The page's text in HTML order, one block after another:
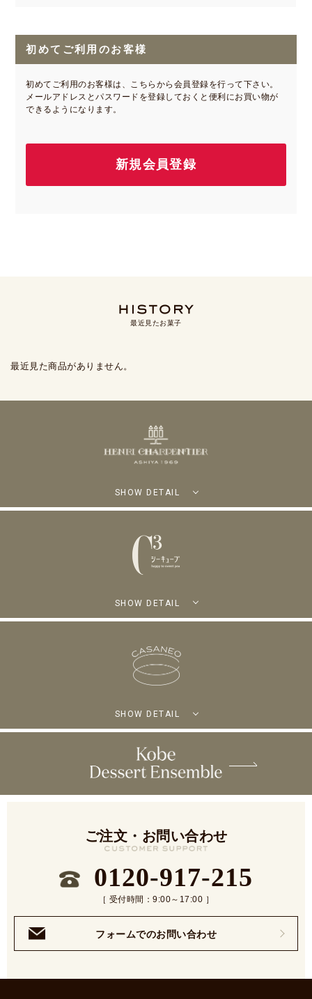
初めてご利用のお客様
初めてご利用のお客様は、こちらから会員登録を行って下さい。
メールアドレスとパスワードを登録しておくと便利にお買い物が
できるようになります。
最近見たお菓子
最近見た商品がありません。
SHOW DETAIL
SHOW DETAIL
SHOW DETAIL
ご注文・お問い合わせ
0120-917-215
［ 受付時間：9:00～17:00 ］
フォームでのお問い合わせ